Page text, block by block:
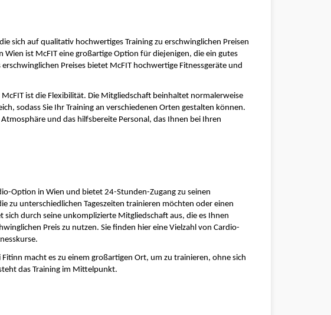
sich auf qualitativ hochwertiges Training zu erschwinglichen Preisen
ist McFIT eine großartige Option für diejenigen, die ein gutes
Preises bietet McFIT hochwertige Fitnessgeräte und
ist die Flexibilität. Die Mitgliedschaft beinhaltet normalerweise
sodass Sie Ihr Training an verschiedenen Orten gestalten können.
und das hilfsbereite Personal, das Ihnen bei Ihren
Option in Wien und bietet 24-Stunden-Zugang zu seinen
zu unterschiedlichen Tageszeiten trainieren möchten oder einen
sich durch seine unkomplizierte Mitgliedschaft aus, die es Ihnen
Preis zu nutzen. Sie finden hier eine Vielzahl von Cardio-
macht es zu einem großartigen Ort, um zu trainieren, ohne sich
das Training im Mittelpunkt.